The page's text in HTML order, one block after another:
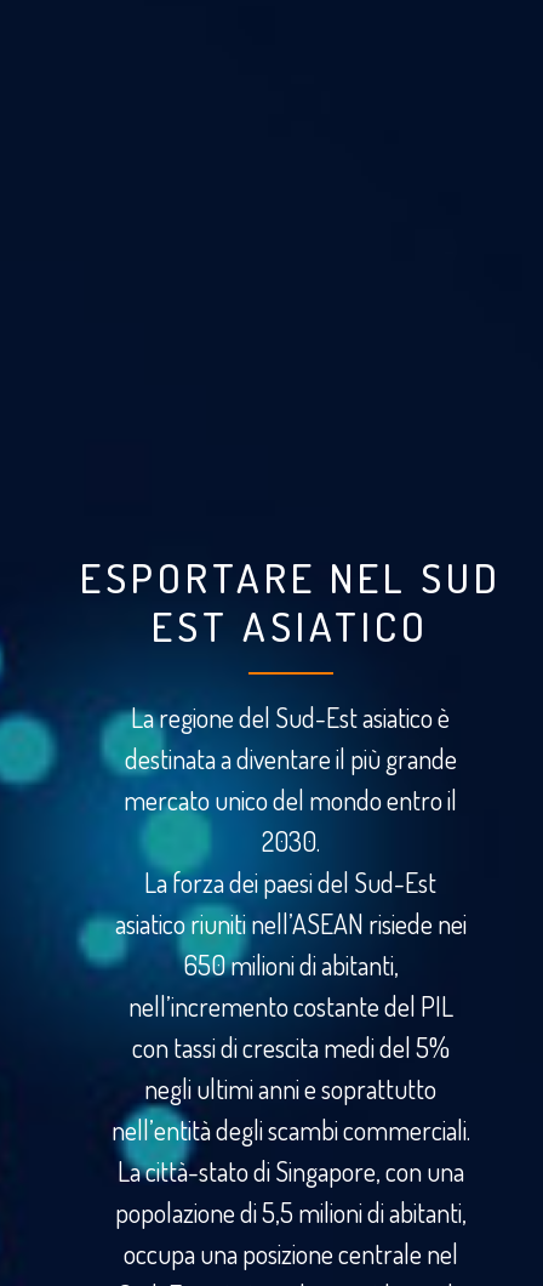
ESPORTARE NEL SUD
EST ASIATICO
La regione del Sud-Est asiatico è
destinata a diventare il più grande
mercato unico del mondo entro il
2030.
La forza dei paesi del Sud-Est
asiatico riuniti nell’ASEAN risiede nei
650 milioni di abitanti,
nell’incremento costante del PIL
con tassi di crescita medi del 5%
negli ultimi anni e soprattutto
nell’entità degli scambi commerciali.
La città-stato di Singapore, con una
popolazione di 5,5 milioni di abitanti,
occupa una posizione centrale nel